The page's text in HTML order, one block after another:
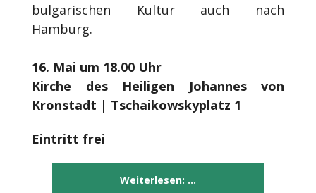
bulgarischen Kultur auch nach
Hamburg.
16. Mai um 18.00 Uhr
Kirche des Heiligen Johannes von
Kronstadt | Tschaikowskyplatz 1
Eintritt frei
Weiterlesen: ...